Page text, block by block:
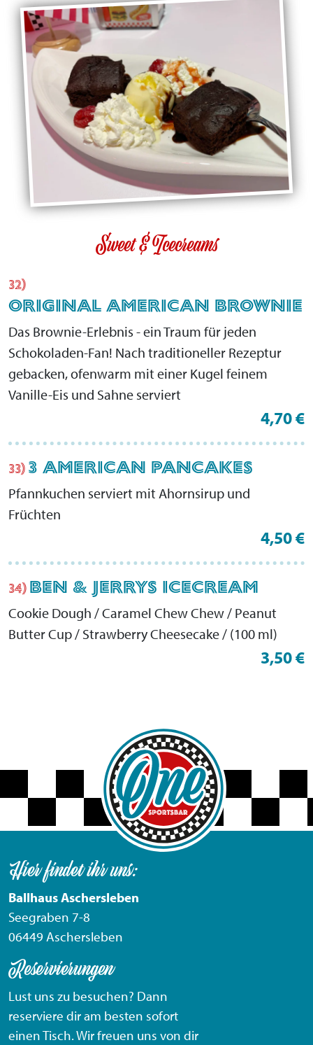
Sweet & Icecreams
32)
ORIGINAL AMERICAN BROWNIE
Das Brownie-Erlebnis - ein Traum für jeden
Schokoladen-Fan! Nach traditioneller Rezeptur
gebacken, ofenwarm mit einer Kugel feinem
Vanille-Eis und Sahne serviert
4,70 €
33) 3 AMERICAN PANCAKES
Pfannkuchen serviert mit Ahornsirup und
Früchten
4,50 €
34) BEN & JERRYS ICECREAM
Cookie Dough / Caramel Chew Chew / Peanut
Butter Cup / Strawberry Cheesecake / (100 ml)
3,50 €
Hier findet ihr uns:
Ballhaus Aschersleben
Seegraben 7-8
06449 Aschersleben
Reservierungen
Lust uns zu besuchen? Dann
reserviere dir am besten sofort
einen Tisch. Wir freuen uns von dir